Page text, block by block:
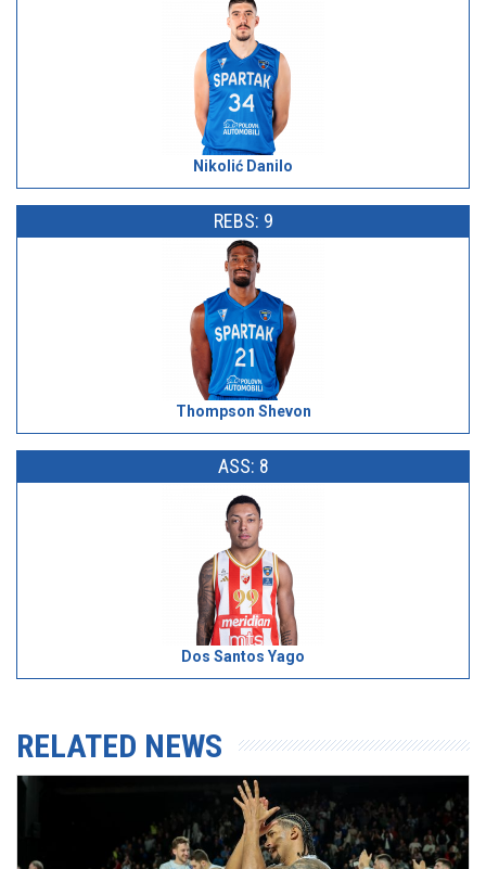
Nikolić Danilo
REBS: 9
Thompson Shevon
ASS: 8
Dos Santos Yago
RELATED NEWS